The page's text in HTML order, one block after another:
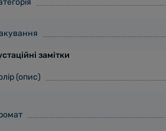
замітки
(опис)